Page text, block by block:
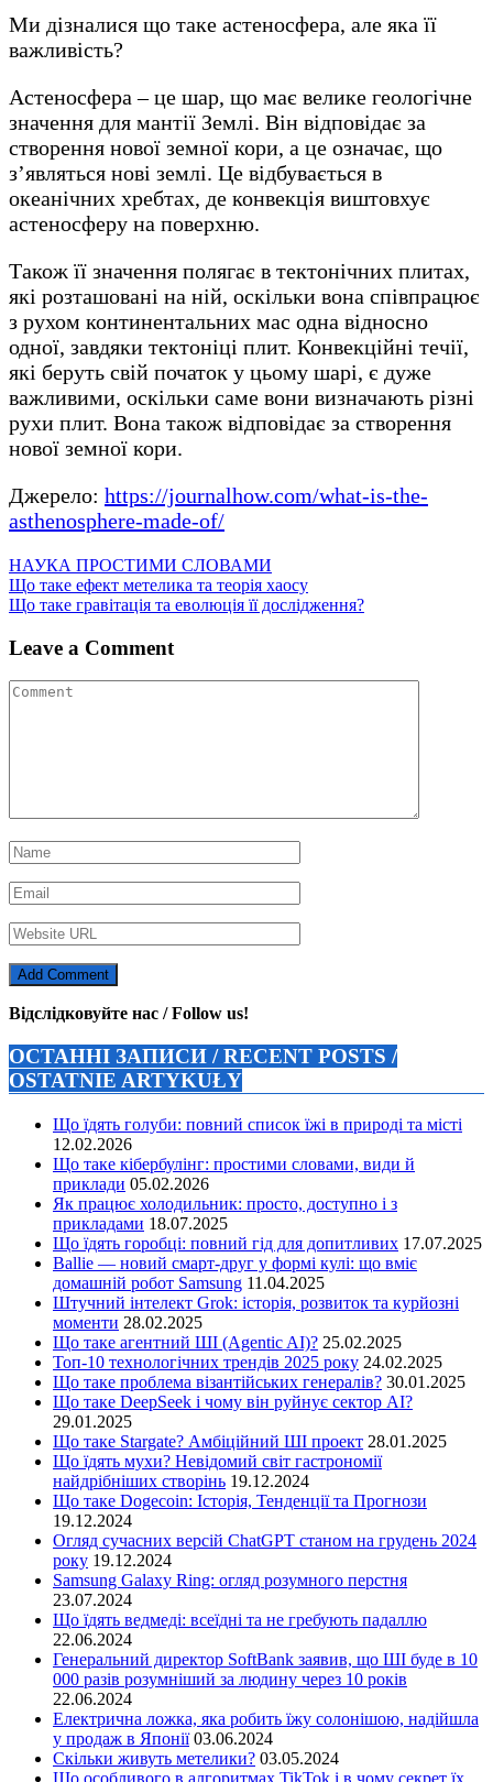
Ми дізналися що таке астеносфера, але яка її
важливість?
Астеносфера – це шар, що має велике геологічне
значення для мантії Землі. Він відповідає за
створення нової земної кори, а це означає, що
з’являться нові землі. Це відбувається в
океанічних хребтах, де конвекція виштовхує
астеносферу на поверхню.
Також її значення полягає в тектонічних плитах,
які розташовані на ній, оскільки вона співпрацює
з рухом континентальних мас одна відносно
одної, завдяки тектоніці плит. Конвекційні течії,
які беруть свій початок у цьому шарі, є дуже
важливими, оскільки саме вони визначають різні
рухи плит. Вона також відповідає за створення
нової земної кори.
Джерело: https://journalhow.com/what-is-the-
asthenosphere-made-of/
НАУКА ПРОСТИМИ СЛОВАМИ
Навігація
записів
Що таке ефект метелика та теорія хаосу
Що таке гравітація та еволюція її дослідження?
Leave a Comment
Відслідковуйте нас / Follow us!
ОСТАННІ ЗАПИСИ / RECENT POSTS /
OSTATNIE ARTYKUŁY
Що їдять голуби: повний список їжі в природі та місті
12.02.2026
Що таке кібербулінг: простими словами, види й
приклади 05.02.2026
Як працює холодильник: просто, доступно і з
прикладами 18.07.2025
Що їдять горобці: повний гід для допитливих 17.07.2025
Ballie — новий смарт-друг у формі кулі: що вміє
домашній робот Samsung 11.04.2025
Штучний інтелект Grok: історія, розвиток та курйозні
моменти 28.02.2025
Що таке агентний ШІ (Agentic AI)? 25.02.2025
Топ-10 технологічних трендів 2025 року 24.02.2025
Що таке проблема візантійських генералів? 30.01.2025
Що таке DeepSeek і чому він руйнує сектор АІ?
29.01.2025
Що таке Stargate? Амбіційний ШІ проект 28.01.2025
Що їдять мухи? Невідомий світ гастрономії
найдрібніших створінь 19.12.2024
Що таке Dogecoin: Історія, Тенденції та Прогнози
19.12.2024
Огляд сучасних версій ChatGPT станом на грудень 2024
року 19.12.2024
Samsung Galaxy Ring: огляд розумного перстня
23.07.2024
Що їдять ведмеді: всеїдні та не гребують падаллю
22.06.2024
Генеральний директор SoftBank заявив, що ШІ буде в 10
000 разів розумніший за людину через 10 років
22.06.2024
Електрична ложка, яка робить їжу солонішою, надійшла
у продаж в Японії 03.06.2024
Скільки живуть метелики? 03.05.2024
Що особливого в алгоритмах TikTok і в чому секрет їх